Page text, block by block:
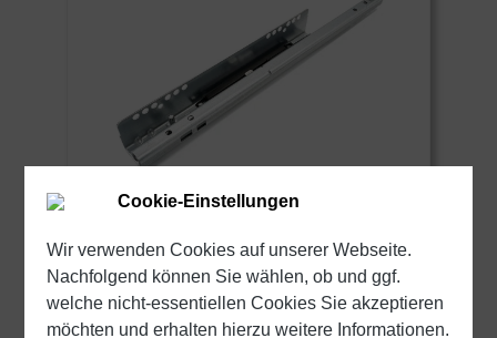
Teleskopschiene Teilauszug
Vanessa | bis 25 kg |
Unterflurauszug | Schock Metall
CLASSIC
Querschnitt: 35,0 x 33,2 mm | Länge: 250
Cookie-Einstellungen
Wir verwenden Cookies auf unserer Webseite.
Nachfolgend können Sie wählen, ob und ggf.
welche nicht-essentiellen Cookies Sie akzeptieren
möchten und erhalten hierzu weitere Informationen.